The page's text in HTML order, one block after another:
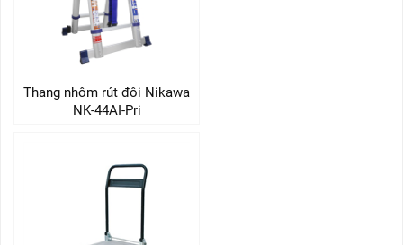
Thang nhôm rút đôi Nikawa
NK-44AI-Pri